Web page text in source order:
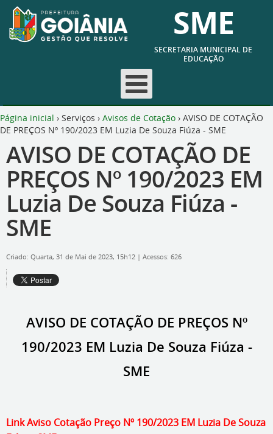
SME
SECRETARIA MUNICIPAL DE
EDUCAÇÃO
Página inicial › Serviços › Avisos de Cotação › AVISO DE COTAÇÃO
DE PREÇOS Nº 190/2023 EM Luzia De Souza Fiúza - SME
AVISO DE COTAÇÃO DE
PREÇOS Nº 190/2023 EM
Luzia De Souza Fiúza -
SME
Criado: Quarta, 31 de Mai de 2023, 15h12 | Acessos: 626
AVISO DE COTAÇÃO DE PREÇOS Nº
190/2023 EM Luzia De Souza Fiúza -
SME
Link Aviso Cotação Preço Nº 190/2023 EM Luzia De Souza